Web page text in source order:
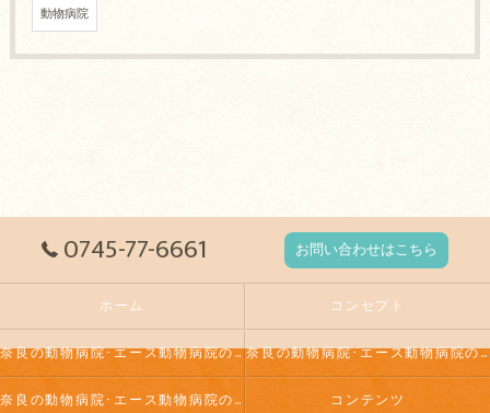
動物病院
0745-77-6661 お問い合わせはこちら
ホーム コンセプト
奈良の動物病院･エース動物病院の口コミ情報 奈良の動物病院･エース動物病院の評判
奈良の動物病院･エース動物病院のお客様の声 コンテンツ